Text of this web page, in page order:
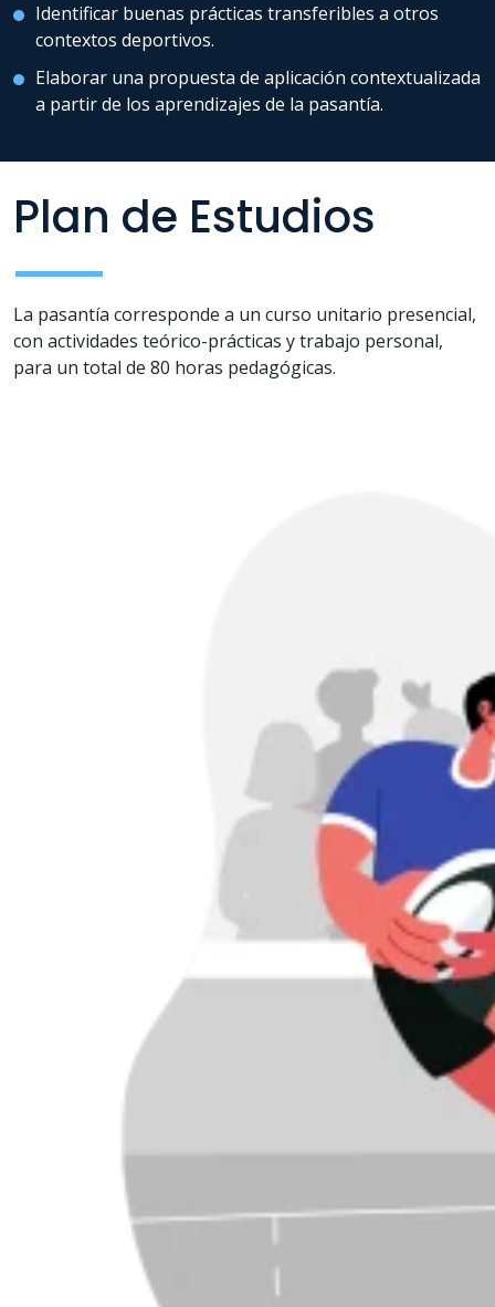
Identificar buenas prácticas transferibles a otros
contextos deportivos.
Elaborar una propuesta de aplicación contextualizada
a partir de los aprendizajes de la pasantía.
Plan de Estudios
La pasantía corresponde a un curso unitario presencial,
con actividades teórico-prácticas y trabajo personal,
para un total de 80 horas pedagógicas.